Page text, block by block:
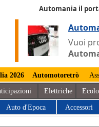
Automania il
Vuoi
2026 Automotoretrò
Elettriche
Auto d'Epoca Accessori